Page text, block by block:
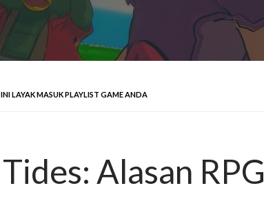
LAYAK MASUK PLAYLIST GAME ANDA
Alasan RPG